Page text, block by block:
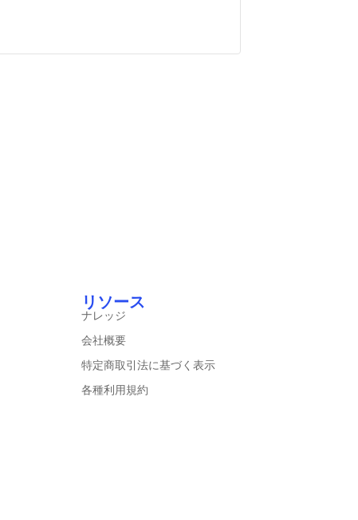
リソース
ナレッジ
会社概要
特定商取引法に基づく表示
各種利用規約